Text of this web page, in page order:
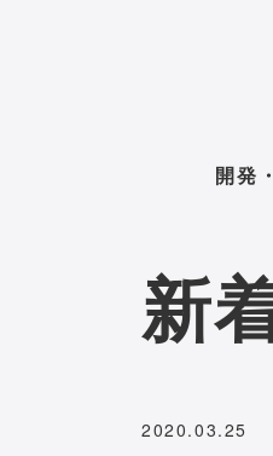
開発
新
2020.03.25